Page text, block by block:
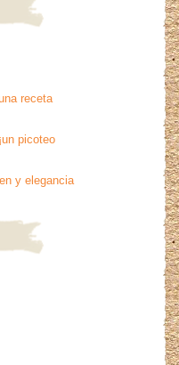
receta
picoteo
y elegancia